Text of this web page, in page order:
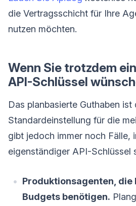
die Vertragsschicht für Ihre
nutzen möchten.
Wenn Sie trotzdem
API-Schlüssel
Das planbasierte Guthaben
Standardeinstellung für die
gibt jedoch immer noch Fälle,
eigenständiger API-Schlüssel
Produktionsagenten, die
Budgets benötigen.